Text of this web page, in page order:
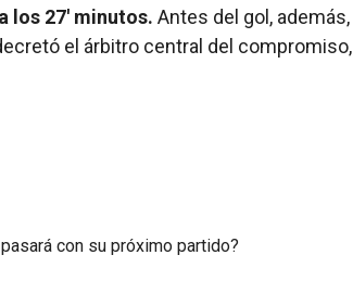
los 27' minutos. Antes del gol, además,
el árbitro central del compromiso,
con su próximo partido?